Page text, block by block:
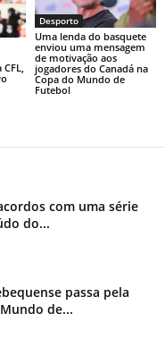
Desporto
Uma lenda do basquete
enviou uma mensagem
de motivação aos
jogadores do Canadá na
Copa do Mundo de
Futebol
com uma série
do...
passa pela
de...